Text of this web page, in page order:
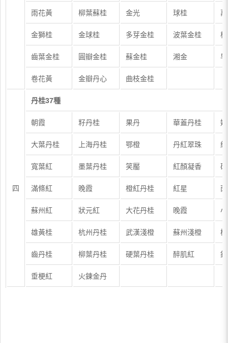
雨花黃 柳葉蘇桂 金光 球桂
金獅桂 金球桂 多芽金桂 波葉金桂
齒葉金桂 圓瓣金桂 蘇金桂 湘金
卷花黃 金瓣丹心 曲枝金桂
四
丹桂37種
朝霞 籽丹桂 果丹 華蓋丹桂
大葉丹桂 上海丹桂 鄂橙 丹紅翠珠
寬葉紅 墨葉丹桂 笑靨 紅顏凝香
滿條紅 晚霞 橙紅丹桂 紅星
蘇州紅 狀元紅 大花丹桂 晚霞
雄黃桂 杭州丹桂 武漢淺橙 蘇州淺橙
齒丹桂 柳葉丹桂 硬葉丹桂 醉肌紅
垂梗紅 火鍊金丹